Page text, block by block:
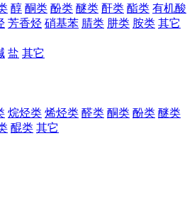
醇 酮类 酚类 醚类 酐类 酯类 有机酸
芳香烃 硝基苯 腈类 肼类 胺类 其它
盐 其它
烷烃类 烯烃类 醛类 酮类 酚类 醚类
醌类 其它